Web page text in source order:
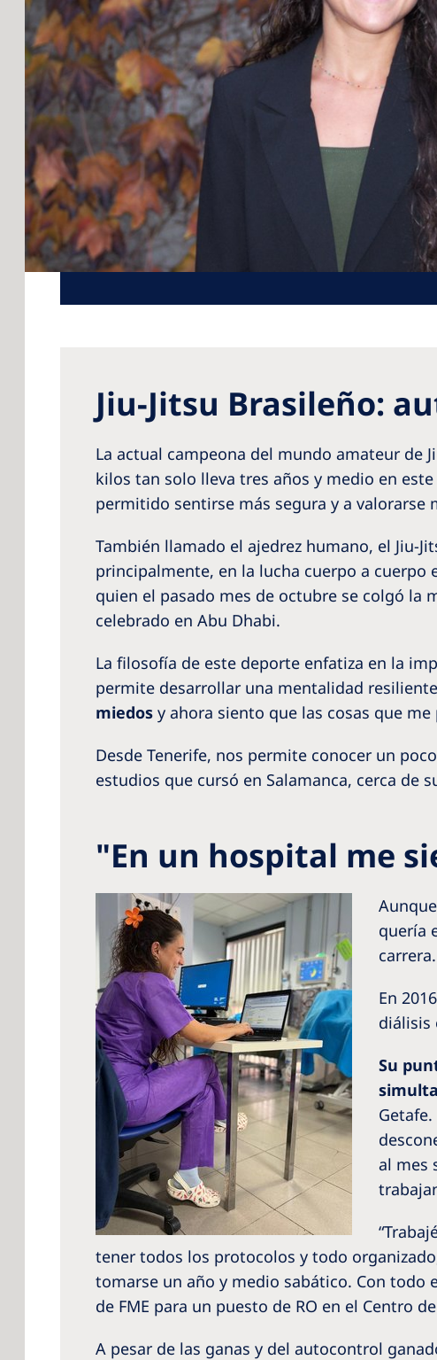
Jiu-Jitsu Brasileño:
La actual campeona del mundo amateur de
kilos tan solo lleva tres años y medio en
permitido sentirse más segura y a valorarse
También llamado el ajedrez humano, el Jiu-
principalmente, en la lucha cuerpo a cuerpo
quien el pasado mes de octubre se colgó la
celebrado en Abu Dhabi.
La filosofía de este deporte enfatiza en la
permite desarrollar una mentalidad
miedos y ahora siento que las cosas que
Desde Tenerife, nos permite conocer un
estudios que cursó en Salamanca, cerca de
"En un hospital me
quería
En
diálisis
Su
al mes
tener todos los protocolos y todo
tomarse un año y medio sabático. Con todo
de FME para un puesto de RO en el Centro
A pesar de las ganas y del autocontrol